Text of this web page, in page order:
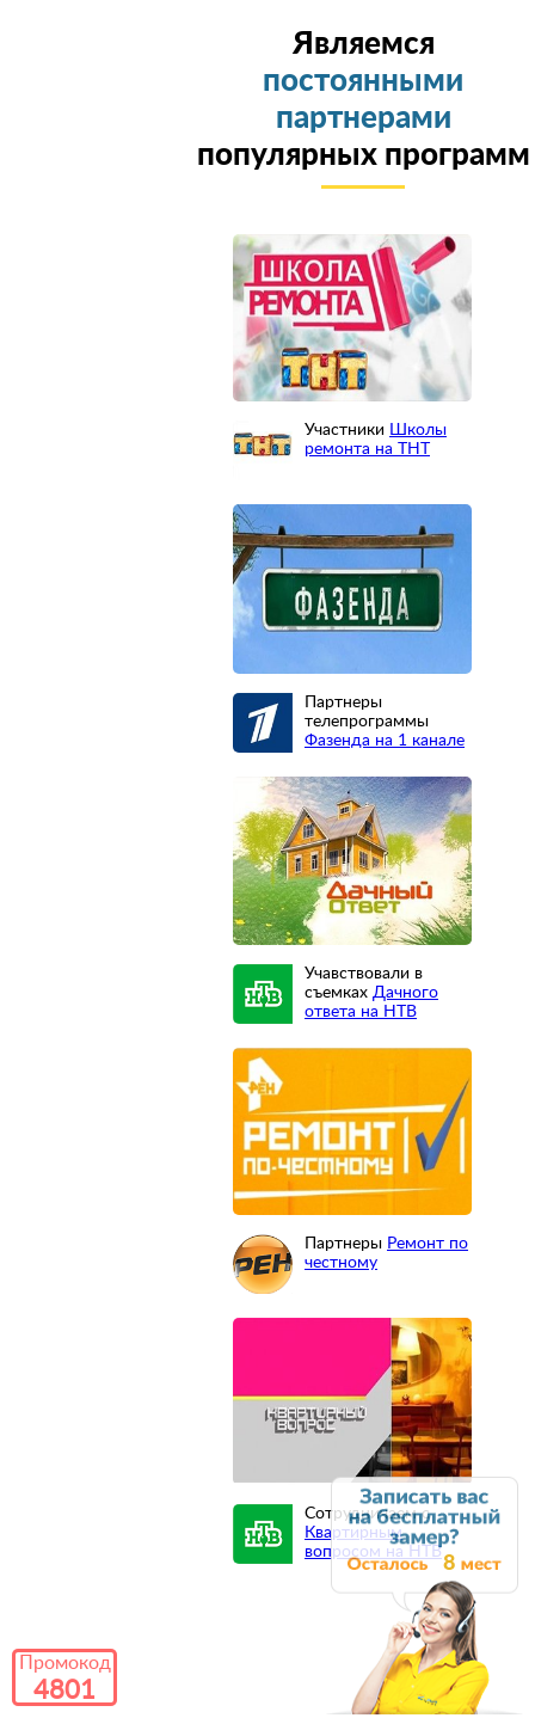
8
Промокод
4801
Являемся
постоянными
партнерами
популярных программ
Участники Школы
ремонта на ТНТ
Партнеры
телепрограммы
Фазенда на 1 канале
Учавствовали в
съемках Дачного
ответа на НТВ
Партнеры Ремонт по
честному
Сотрудничаем с
Квартирным
вопросом на НТВ